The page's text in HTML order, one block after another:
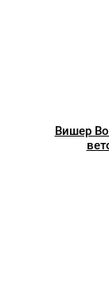
Вишер